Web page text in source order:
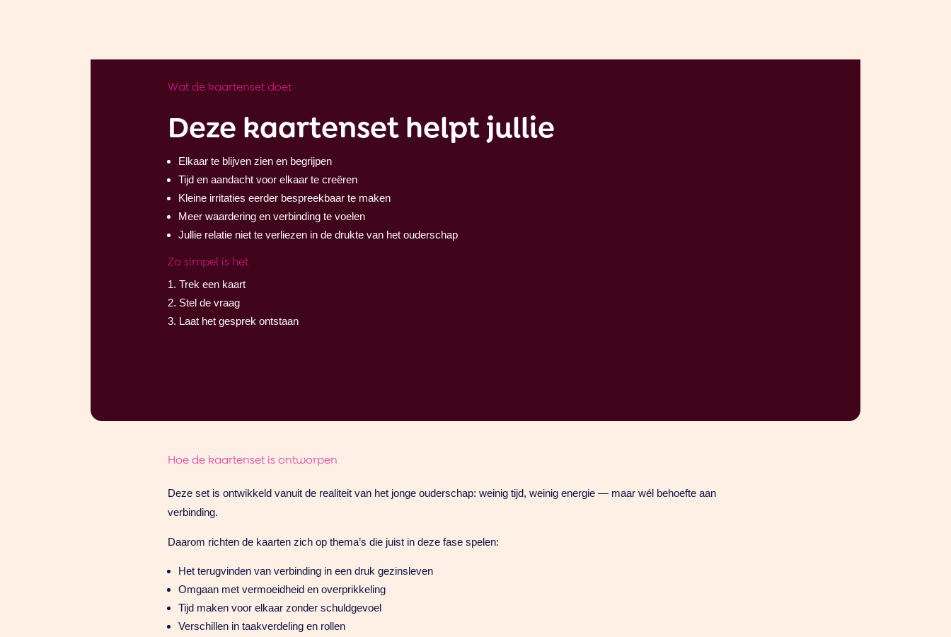
Wat de kaartenset doet
Deze kaartenset helpt jullie
Elkaar te blijven zien en begrijpen
Tijd en aandacht voor elkaar te creëren
Kleine irritaties eerder bespreekbaar te maken
Meer waardering en verbinding te voelen
Jullie relatie niet te verliezen in de drukte van het ouderschap
Zo simpel is het
Trek een kaart
Stel de vraag
Laat het gesprek ontstaan
Hoe de kaartenset is ontworpen
Deze set is ontwikkeld vanuit de realiteit van het jonge ouderschap: weinig tijd, weinig energie — maar wél behoefte aan
verbinding.
Daarom richten de kaarten zich op thema’s die juist in deze fase spelen:
Het terugvinden van verbinding in een druk gezinsleven
Omgaan met vermoeidheid en overprikkeling
Tijd maken voor elkaar zonder schuldgevoel
Verschillen in taakverdeling en rollen